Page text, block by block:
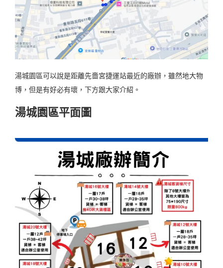
湯城園區可以說是距離先嗇宮捷運站最近的廠辦，雖然地大物
博，但是有好必有壞，下方跟大家介紹。
湯城園區平面圖